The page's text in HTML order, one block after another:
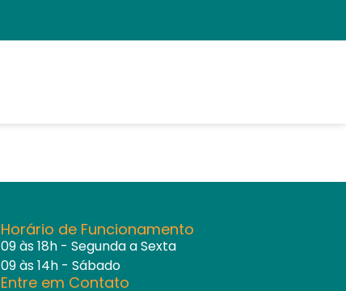
Horário de Funcionamento
09 às 18h - Segunda a Sexta
09 às 14h - Sábado
Entre em Contato